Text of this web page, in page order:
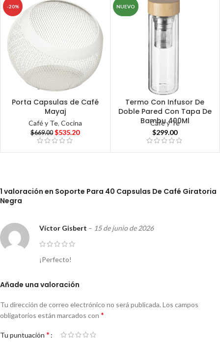
-20%
Porta Capsulas de Café
Mayaj
Café y Te, Cocina
$669.00 $535.20
NUEVO
Termo Con Infusor De
Doble Pared Con Tapa De
Bambu 400Ml
Café y Te
$299.00
1 valoración en Soporte Para 40 Capsulas De Café Giratoria
Negra
Víctor Gisbert – 15 de junio de 2026
¡Perfecto!
Añade una valoración
Tu dirección de correo electrónico no será publicada. Los campos
obligatorios están marcados con *
Tu puntuación *